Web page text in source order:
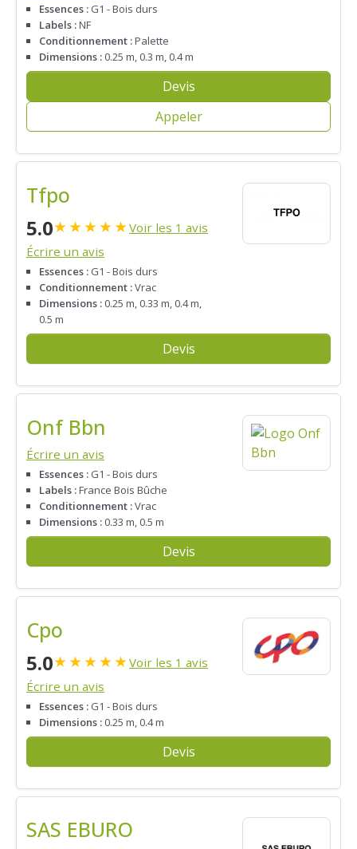
Essences : G1 - Bois durs
Labels :NF
Conditionnement :Palette
Dimensions : 0.25 m, 0.3 m, 0.4 m
Devis
Appeler
Tfpo
5.0★★★★★Voir les 1 avis
Écrire un avis
Essences : G1 - Bois durs
Conditionnement :Vrac
Dimensions : 0.25 m, 0.33 m, 0.4 m,
0.5 m
Devis
Onf Bbn
Écrire un avis
Essences : G1 - Bois durs
Labels :France Bois Bûche
Conditionnement :Vrac
Dimensions : 0.33 m, 0.5 m
Devis
Cpo
5.0★★★★★Voir les 1 avis
Écrire un avis
Essences : G1 - Bois durs
Dimensions : 0.25 m, 0.4 m
Devis
SAS EBURO